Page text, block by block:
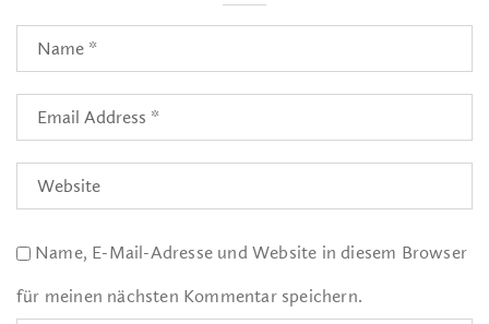
Name, E-Mail-Adresse und Website in diesem Browser
für meinen nächsten Kommentar speichern.